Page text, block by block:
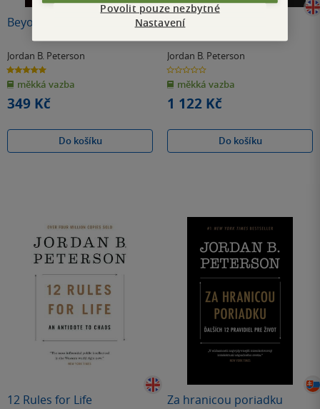
Beyond Order
Jordan B. Peterson
5.0
z
5
hvězdiček
měkká vazba
349 Kč
Do košíku
Maps of Meaning
Jordan B. Peterson
0.0
z
5
hvězdiček
měkká vazba
1 122 Kč
Do košíku
12 Rules for Life Za hranicou poriadku
Povolit pouze nezbytné
Nastavení